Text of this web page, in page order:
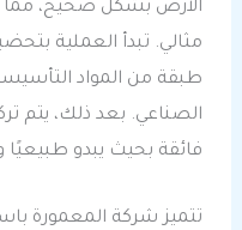
الأرض بشكل صحيح،
مثالي. تبدأ العملية
طبقة من المواد
الصناعي. بعد ذلك، يتم
فائقة بحيث يبدو طبيعيًا
تتميز شركة المعمورة